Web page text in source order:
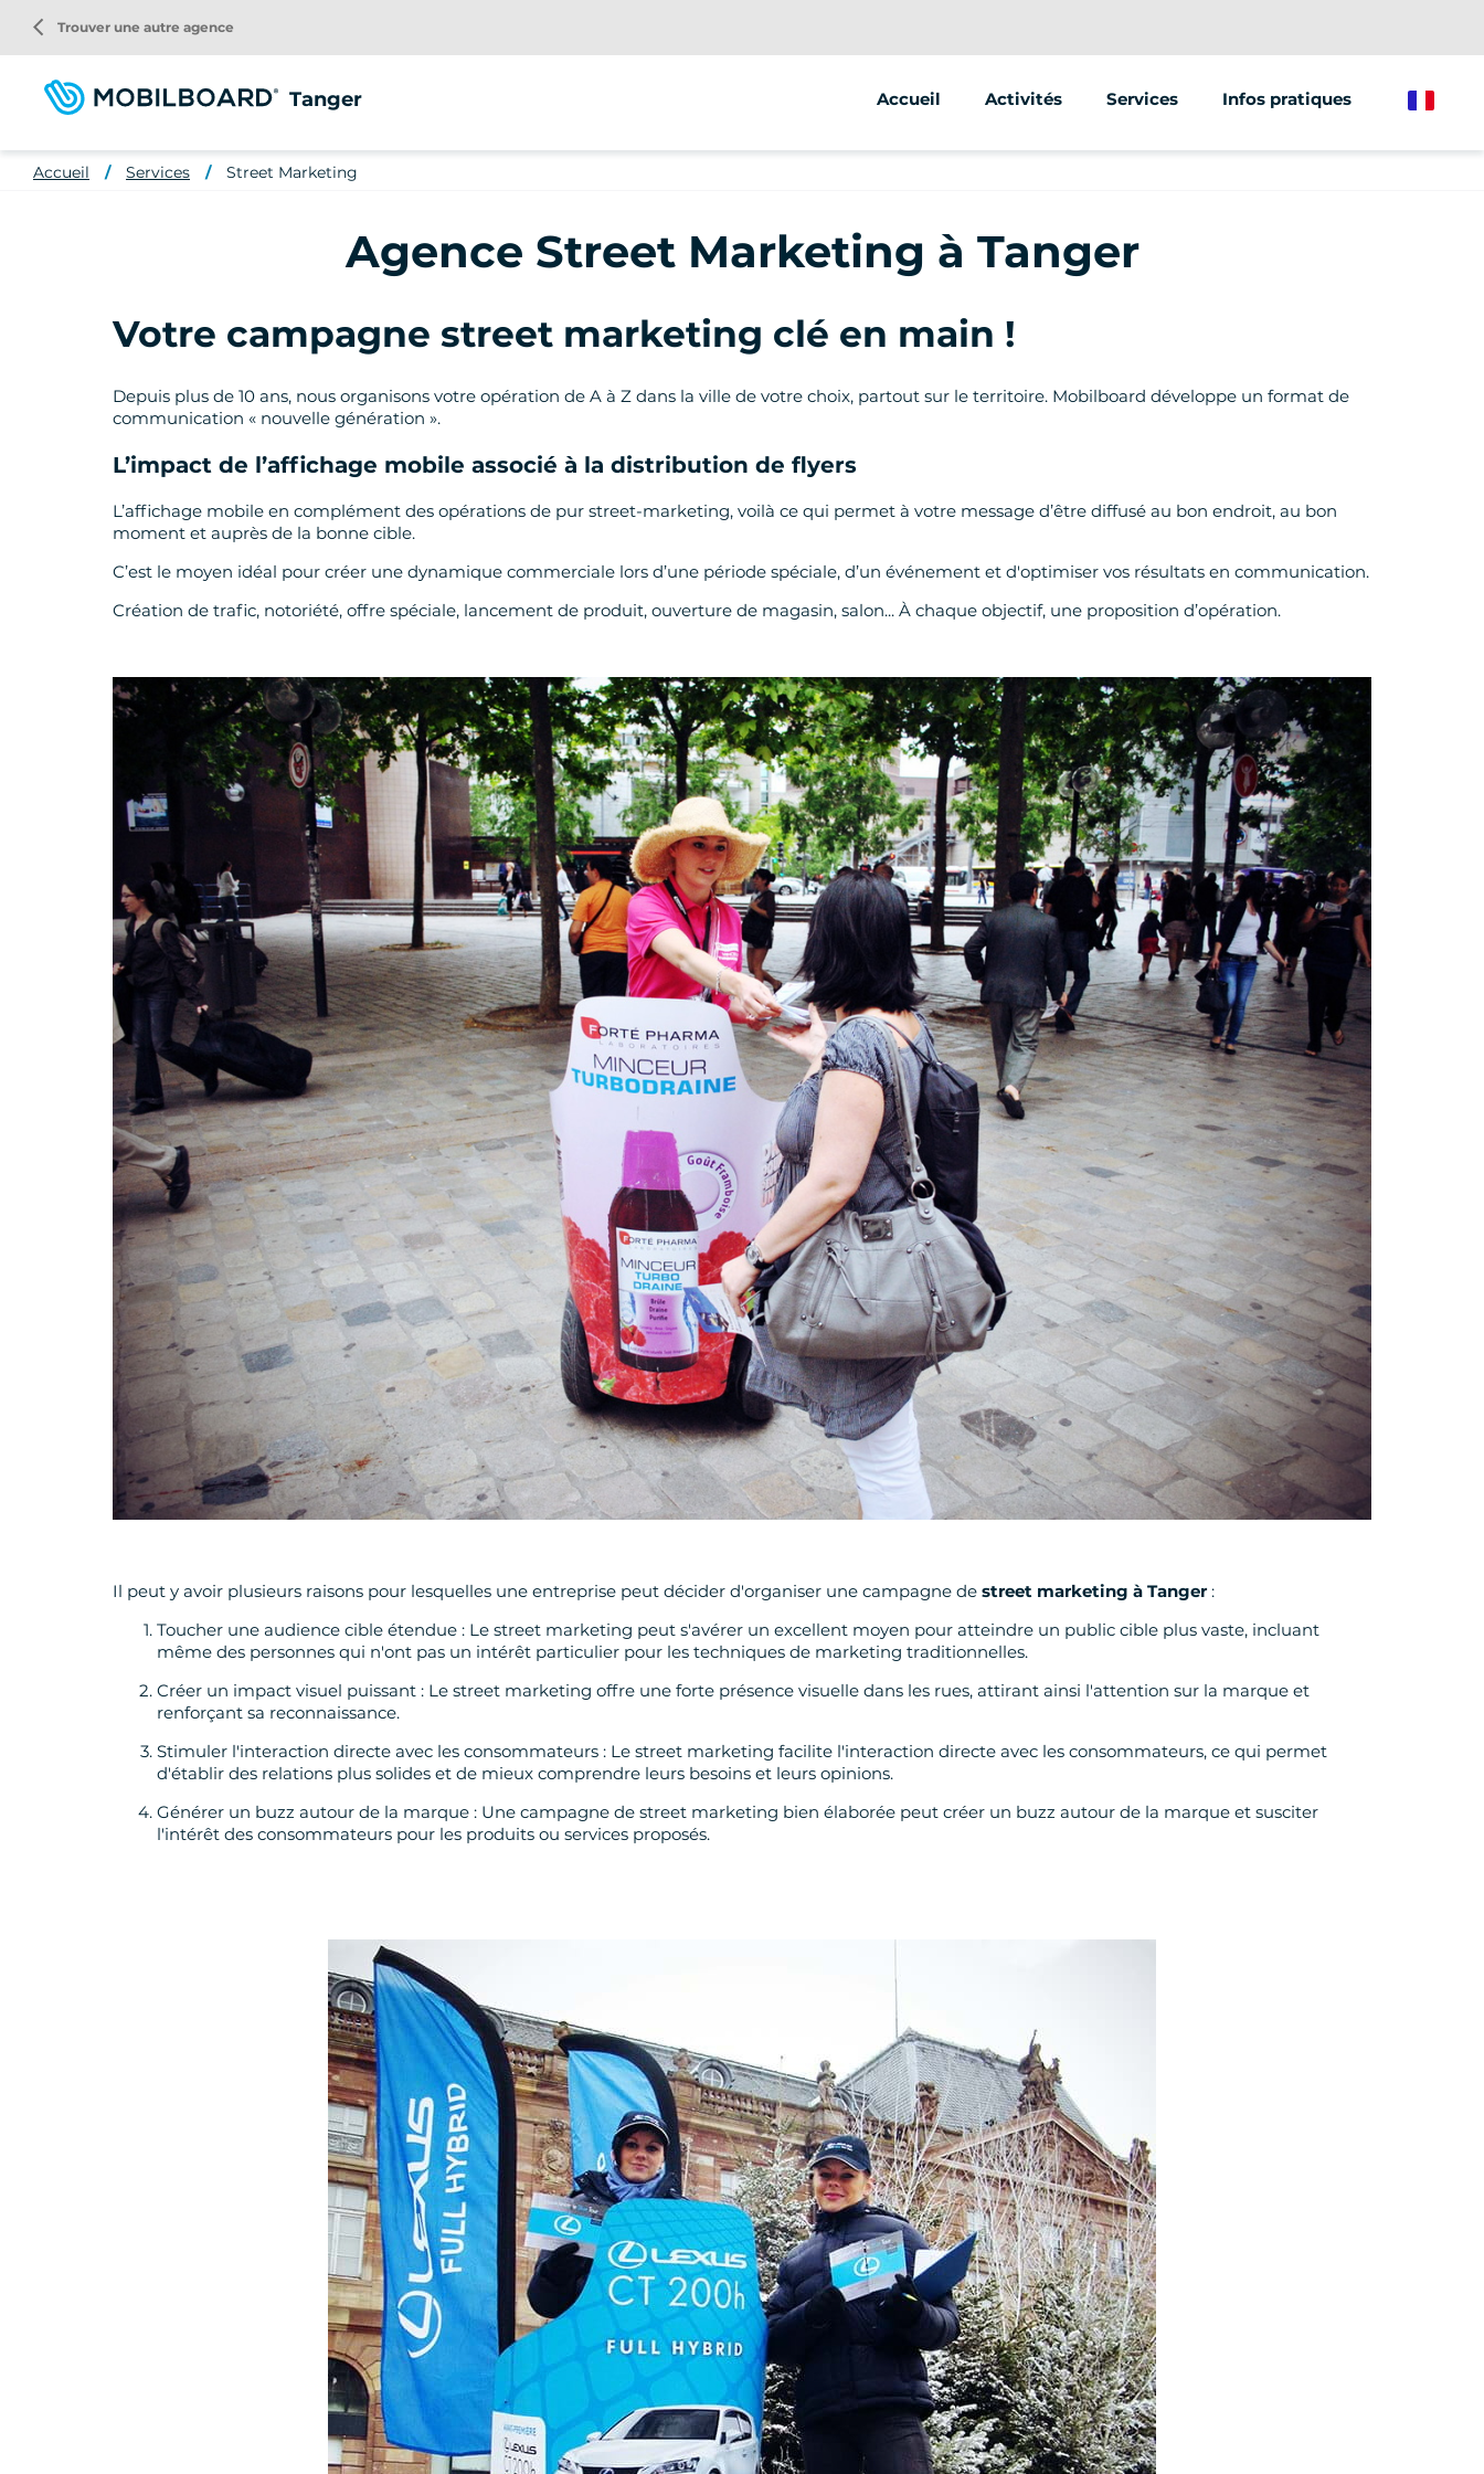
contenu
principal
Tanger Accueil Activités
Segway
Vélo électrique
Services
Animations & Séminaires
Infos pratiques
arrow_back_ios Trouver une autre agence
Accueil Services Street Marketing
Agence Street Marketing à Tanger
Votre campagne street marketing clé en main !
Depuis plus de 10 ans, nous organisons votre opération de A à Z dans la ville de votre choix, partout sur le territoire. Mobilboard développe un format de
communication « nouvelle génération ».
L’impact de l’affichage mobile associé à la distribution de flyers
L’affichage mobile en complément des opérations de pur street-marketing, voilà ce qui permet à votre message d’être diffusé au bon endroit, au bon
moment et auprès de la bonne cible.
C’est le moyen idéal pour créer une dynamique commerciale lors d’une période spéciale, d’un événement et d'optimiser vos résultats en communication.
Création de trafic, notoriété, offre spéciale, lancement de produit, ouverture de magasin, salon... À chaque objectif, une proposition d’opération.
Il peut y avoir plusieurs raisons pour lesquelles une entreprise peut décider d'organiser une campagne de street marketing à Tanger:
Toucher une audience cible étendue : Le street marketing peut s'avérer un excellent moyen pour atteindre un public cible plus vaste, incluant
même des personnes qui n'ont pas un intérêt particulier pour les techniques de marketing traditionnelles.
Créer un impact visuel puissant : Le street marketing offre une forte présence visuelle dans les rues, attirant ainsi l'attention sur la marque et
renforçant sa reconnaissance.
Stimuler l'interaction directe avec les consommateurs : Le street marketing facilite l'interaction directe avec les consommateurs, ce qui permet
d'établir des relations plus solides et de mieux comprendre leurs besoins et leurs opinions.
Générer un buzz autour de la marque : Une campagne de street marketing bien élaborée peut créer un buzz autour de la marque et susciter
l'intérêt des consommateurs pour les produits ou services proposés.